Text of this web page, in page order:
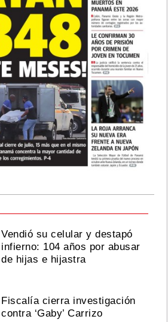
Vendió su celular y destapó
infierno: 104 años por abusar
de hijas e hijastra
Fiscalía cierra investigación
contra ‘Gaby’ Carrizo